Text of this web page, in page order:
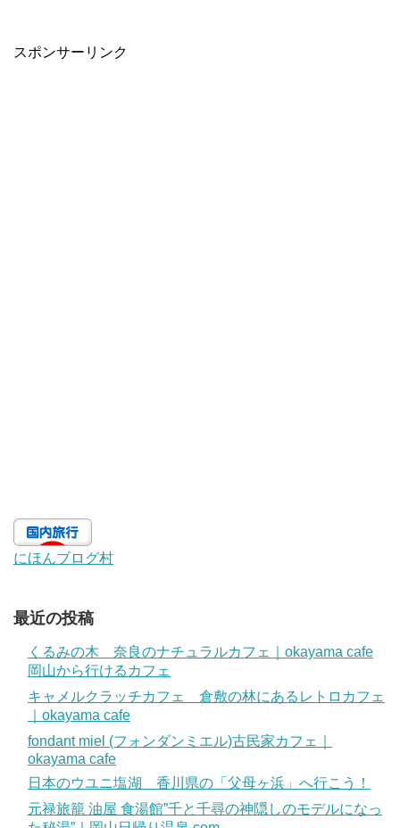
スポンサーリンク
にほんブログ村
最近の投稿
くるみの木 奈良のナチュラルカフェ｜okayama cafe
岡山から行けるカフェ
キャメルクラッチカフェ 倉敷の林にあるレトロカフェ
｜okayama cafe
fondant miel (フォンダンミエル)古民家カフェ｜
okayama cafe
日本のウユニ塩湖 香川県の「父母ヶ浜」へ行こう！
元禄旅籠 油屋 食湯館”千と千尋の神隠しのモデルになっ